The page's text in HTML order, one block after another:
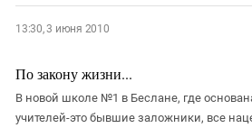
13:30, 3 июня 2010
По закону жизни...
В новой школе №1 в Беслане, где
учителей-это бывшие заложники, все